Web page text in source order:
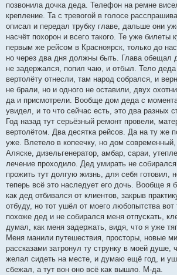
позвонила дочка деда. Телефон на ремне
крепление. Та с тревогой в голосе
описал и передал трубку главе, дальше они
насчёт похорон и всего такого. Те уже билеты
первым же рейсом в Красноярск, только до
но через два дня должны быть. Глава обещал
не задержался, попил чаю, и отбыл. Тело
вертолёту отнесли, там народ собрался, и
не брали, но и одного не оставили, двух
да и присмотрели. Вообще дом деда с
увидел, и то что сейчас есть, это два разных
Год назад тут серьёзный ремонт провели,
вертолётом. Два десятка рейсов. Да на ту же
уже. Влетело в копеечку, но дом современный,
Аляске, дизельгенератор, амбар, сараи,
лечение проходило. Дед умирать не
прожить тут долгую жизнь, для себя
теперь всё это наследует его дочь. Вообще я
как дед отбивался от клиентов, закрыв
отбуду, но тот ушёл от моего любопытства
похоже дед и не собирался меня отпускать,
думал, как меня задержать, видя, что я уже
Меня манили путешествия, просторы, новые
рассказами затронул ту струнку в моей душе,
желал сидеть на месте, и думаю ещё год, и
сбежал, а тут вон оно всё как вышло. М-да.